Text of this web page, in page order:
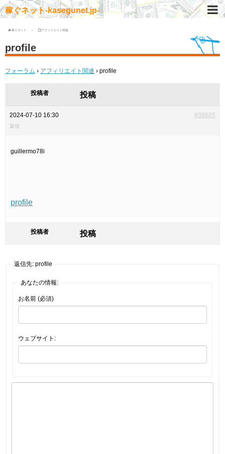
稼ぐネット-kasegunet.jp-
稼ぐネット アフィリエイト関連
profile
フォーラム › アフィリエイト関連 › profile
投稿者 投稿
2024-07-10 16:30 #38685
返信
guillermo78i
profile
投稿者 投稿
返信先: profile
あなたの情報:
お名前 (必須)
ウェブサイト: